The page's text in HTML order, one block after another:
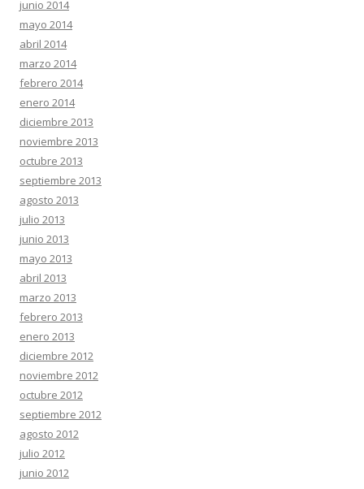
junio 2014
mayo 2014
abril 2014
marzo 2014
febrero 2014
enero 2014
diciembre 2013
noviembre 2013
octubre 2013
septiembre 2013
agosto 2013
julio 2013
junio 2013
mayo 2013
abril 2013
marzo 2013
febrero 2013
enero 2013
diciembre 2012
noviembre 2012
octubre 2012
septiembre 2012
agosto 2012
julio 2012
junio 2012